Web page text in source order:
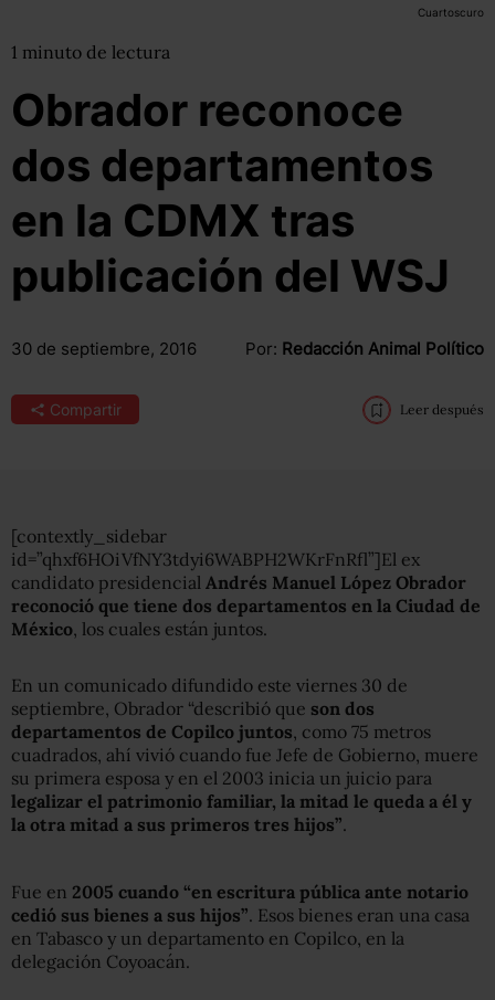
Cuartoscuro
1 minuto de lectura
Obrador reconoce
dos departamentos
en la CDMX tras
publicación del WSJ
30 de septiembre, 2016 Por: Redacción Animal Político
Compartir Leer después
[contextly_sidebar
id=”qhxf6HOiVfNY3tdyi6WABPH2WKrFnRfl”]El ex
candidato presidencial Andrés Manuel López Obrador
reconoció que tiene dos departamentos en la Ciudad de
México, los cuales están juntos.
En un comunicado difundido este viernes 30 de
septiembre, Obrador “describió que son dos
departamentos de Copilco juntos, como 75 metros
cuadrados, ahí vivió cuando fue Jefe de Gobierno, muere
su primera esposa y en el 2003 inicia un juicio para
legalizar el patrimonio familiar, la mitad le queda a él y
la otra mitad a sus primeros tres hijos”.
Fue en 2005 cuando “en escritura pública ante notario
cedió sus bienes a sus hijos”. Esos bienes eran una casa
en Tabasco y un departamento en Copilco, en la
delegación Coyoacán.